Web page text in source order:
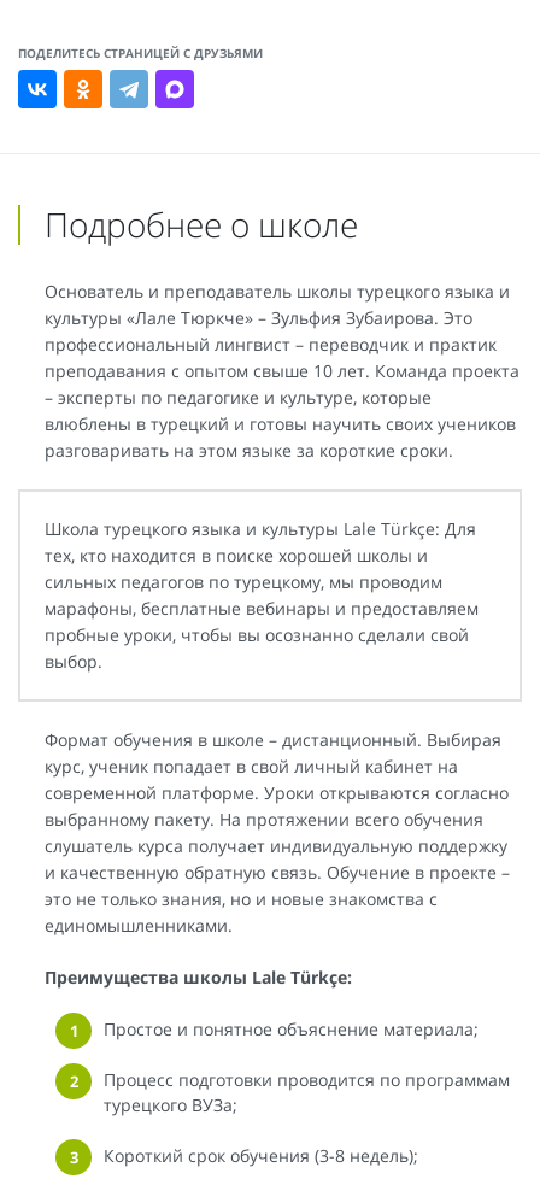
ПОДЕЛИТЕСЬ СТРАНИЦЕЙ С ДРУЗЬЯМИ
Подробнее о школе
Основатель и преподаватель школы турецкого языка и
культуры «Лале Тюркче» – Зульфия Зубаирова. Это
профессиональный лингвист – переводчик и практик
преподавания с опытом свыше 10 лет. Команда проекта
– эксперты по педагогике и культуре, которые
влюблены в турецкий и готовы научить своих учеников
разговаривать на этом языке за короткие сроки.
Школа турецкого языка и культуры Lale Türkçe: Для
тех, кто находится в поиске хорошей школы и
сильных педагогов по турецкому, мы проводим
марафоны, бесплатные вебинары и предоставляем
пробные уроки, чтобы вы осознанно сделали свой
выбор.
Формат обучения в школе – дистанционный. Выбирая
курс, ученик попадает в свой личный кабинет на
современной платформе. Уроки открываются согласно
выбранному пакету. На протяжении всего обучения
слушатель курса получает индивидуальную поддержку
и качественную обратную связь. Обучение в проекте –
это не только знания, но и новые знакомства с
единомышленниками.
Преимущества школы Lale Türkçe:
Простое и понятное объяснение материала;
Процесс подготовки проводится по программам
турецкого ВУЗа;
Короткий срок обучения (3-8 недель);